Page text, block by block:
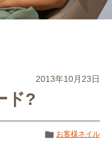
2013年10月23日
ド?
お客様ネイル